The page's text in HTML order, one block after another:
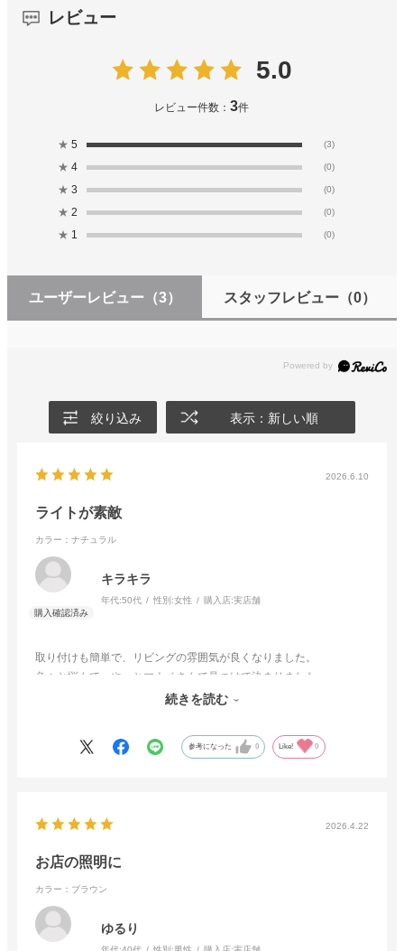
レビュー
5.0
レビュー件数：3件
★ 5 (3)
★ 4 (0)
★ 3 (0)
★ 2 (0)
★ 1 (0)
ユーザーレビュー （3） スタッフレビュー（0）
絞り込み 表示：新しい順
2026.6.10
ライトが素敵
カラー：ナチュラル
キラキラ
年代:50代 性別:女性 購入店:実店舗
取り付けも簡単で、リビングの雰囲気が良くなりました。
色々と悩んで、やっとマナベさんで見つけて決まりました
お値段も手頃で良かったです続きを読む
参考になった 0 Like! 0
2026.4.22
お店の照明に
カラー：ブラウン
ゆるり